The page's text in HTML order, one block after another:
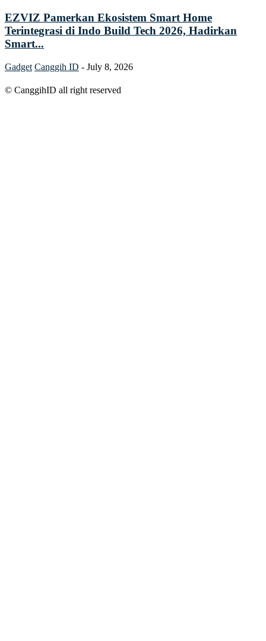
EZVIZ Pamerkan Ekosistem Smart Home
Terintegrasi di Indo Build Tech 2026, Hadirkan
Smart...
Gadget Canggih ID - July 8, 2026
© CanggihID all right reserved